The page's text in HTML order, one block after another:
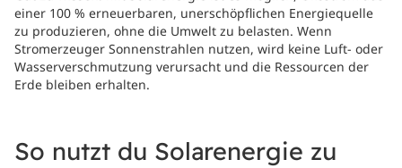
einer 100 % erneuerbaren, unerschöpflichen Energiequelle
zu produzieren, ohne die Umwelt zu belasten. Wenn
Stromerzeuger Sonnenstrahlen nutzen, wird keine Luft- oder
Wasserverschmutzung verursacht und die Ressourcen der
Erde bleiben erhalten.
So nutzt du Solarenergie zu